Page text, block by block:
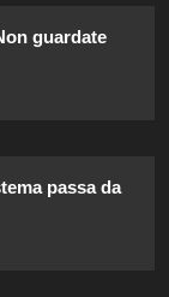
guardate
passa da